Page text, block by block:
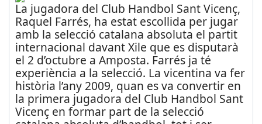
La jugadora del Club Handbol Sant Vicenç,
Raquel Farrés, ha estat escollida per jugar
amb la selecció catalana absoluta el partit
internacional davant Xile que es disputarà
el 2 d’octubre a Amposta. Farrés ja té
experiència a la selecció. La vicentina va fer
història l’any 2009, quan es va convertir en
la primera jugadora del Club Handbol Sant
Vicenç en formar part de la selecció